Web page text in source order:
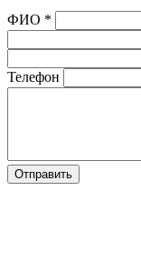
ФИО *
Телефон